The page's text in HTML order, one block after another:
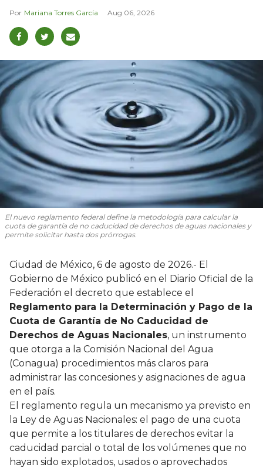
Mariana Torres García Aug 06, 2026
El nuevo reglamento federal define la metodología para calcular la
cuota de garantía de no caducidad de derechos de aguas nacionales y
permite solicitar hasta dos prórrogas.
Ciudad de México, 6 de agosto de 2026.- El
Gobierno de México publicó en el Diario Oficial de la
Federación el decreto que establece el
Reglamento para la Determinación y Pago de la
Cuota de Garantía de No Caducidad de
Derechos de Aguas Nacionales, un instrumento
que otorga a la Comisión Nacional del Agua
(Conagua) procedimientos más claros para
administrar las concesiones y asignaciones de agua
en el país.
El reglamento regula un mecanismo ya previsto en
la Ley de Aguas Nacionales: el pago de una cuota
que permite a los titulares de derechos evitar la
caducidad parcial o total de los volúmenes que no
hayan sido explotados, usados o aprovechados